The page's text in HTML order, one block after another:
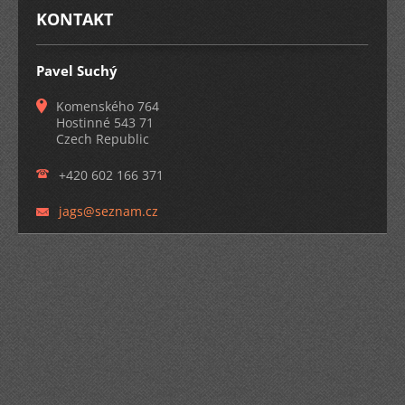
KONTAKT
Pavel Suchý
Komenského 764
Hostinné 543 71
Czech Republic
+420 602 166 371
jags@seznam.cz